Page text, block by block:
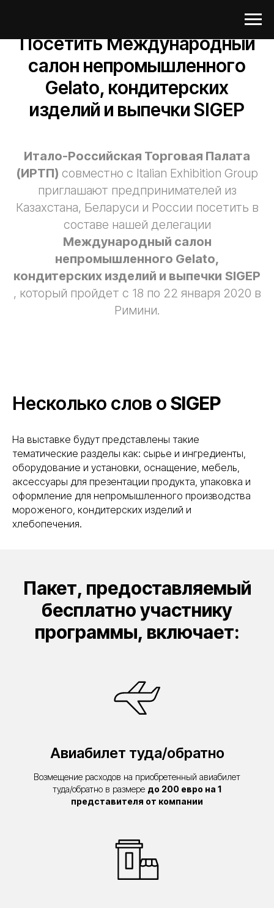
Посетить Международный
салон непромышленногo
Gelato, кондитерских
изделий и выпечки SIGEP
Итало-Российская Торговая Палата
(ИРТП) совместно с Italian Exhibition Group
приглашают предпринимателей из
Казахстана, Беларуси и России посетить в
составе нашей делегации
Международный салон
непромышленногo Gelato,
кондитерских изделий и выпечки SIGEP
, который пройдет c 18 по 22 января 2020 в
Римини.
Несколько слов оSIGEP
На выставке будут представлены такие
тематические разделы как: сырье и ингредиенты,
оборудование и установки, оснащение, мебель,
аксессуары для презентации продукта, упаковка и
оформление для непромышленного производства
мороженого, кондитерских изделий и
хлебопечения.
Пакет, предоставляемый
бесплатно участнику
программы, включает:
Авиабилет туда/обратно
Возмещение расходов на приобретенный авиабилет
туда/обратно в размере до 200 евро на 1
представителя от компании